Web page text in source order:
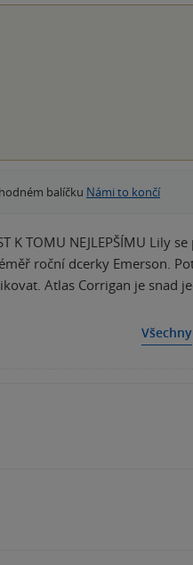
balíčku Námi to končí
K TOMU NEJLEPŠÍMU
roční dcerky Emerson.
Atlas Corrigan je snad
Všechny